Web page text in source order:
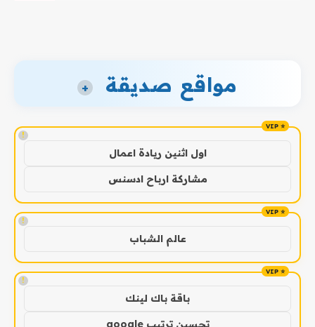
مواقع صديقة +
!
اول اثنين ريادة اعمال
مشاركة ارباح ادسنس
!
عالم الشباب
!
باقة باك لينك
تحسين ترتيب google